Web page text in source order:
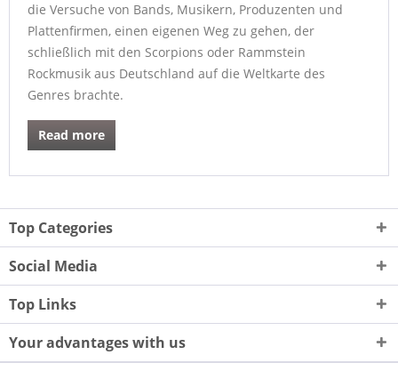
die Versuche von Bands, Musikern, Produzenten und
Plattenfirmen, einen eigenen Weg zu gehen, der
schließlich mit den Scorpions oder Rammstein
Rockmusik aus Deutschland auf die Weltkarte des
Genres brachte.
Read more
Top Categories
Social Media
Top Links
Your advantages with us